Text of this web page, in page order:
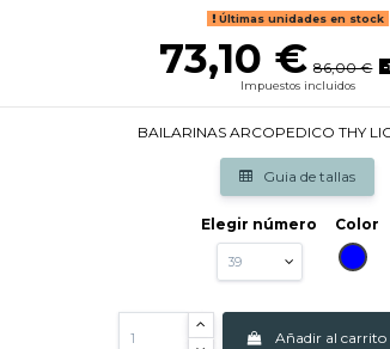
Últimas unidades en stock
73,10 € 86,00 €
-
Impuestos incluidos
BAILARINAS ARCOPEDICO THY
Guia de tallas
Elegir número
Color
AZUL
Añadir al carrito